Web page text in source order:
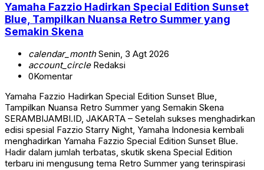
Yamaha Fazzio Hadirkan Special Edition Sunset
Blue, Tampilkan Nuansa Retro Summer yang
Semakin Skena
calendar_monthSenin, 3 Agt 2026
account_circleRedaksi
0Komentar
Yamaha Fazzio Hadirkan Special Edition Sunset Blue,
Tampilkan Nuansa Retro Summer yang Semakin Skena
SERAMBIJAMBI.ID, JAKARTA – Setelah sukses menghadirkan
edisi spesial Fazzio Starry Night, Yamaha Indonesia kembali
menghadirkan Yamaha Fazzio Special Edition Sunset Blue.
Hadir dalam jumlah terbatas, skutik skena Special Edition
terbaru ini mengusung tema Retro Summer yang terinspirasi